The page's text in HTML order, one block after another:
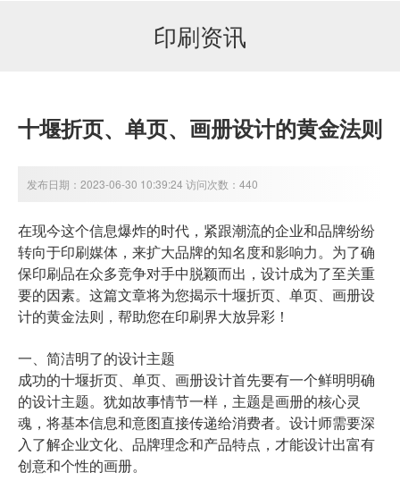
印刷资讯
十堰折页、单页、画册设计的黄金法则
发布日期：2023-06-30 10:39:24 访问次数：440
在现今这个信息爆炸的时代，紧跟潮流的企业和品牌纷纷
转向于印刷媒体，来扩大品牌的知名度和影响力。为了确
保印刷品在众多竞争对手中脱颖而出，设计成为了至关重
要的因素。这篇文章将为您揭示十堰折页、单页、 画册设
计的黄金法则，帮助您在印刷界大放异彩！
一、简洁明了的设计主题
成功的十堰折页、单页、 画册设计首先要有一个鲜明明确
的设计主题。犹如故事情节一样，主题是画册的核心灵
魂，将基本信息和意图直接传递给消费者。设计师需要深
入了解企业文化、品牌理念和产品特点，才能设计出富有
创意和个性的画册。